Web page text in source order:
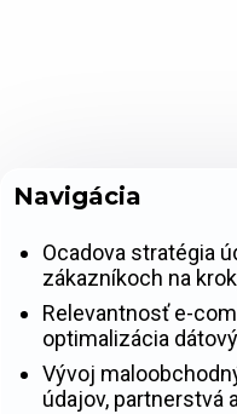
Navigácia
Ocadova stratégia
zákazníkoch na
Relevantnosť e-
optimalizácia
Vývoj
údajov, partnerstvá